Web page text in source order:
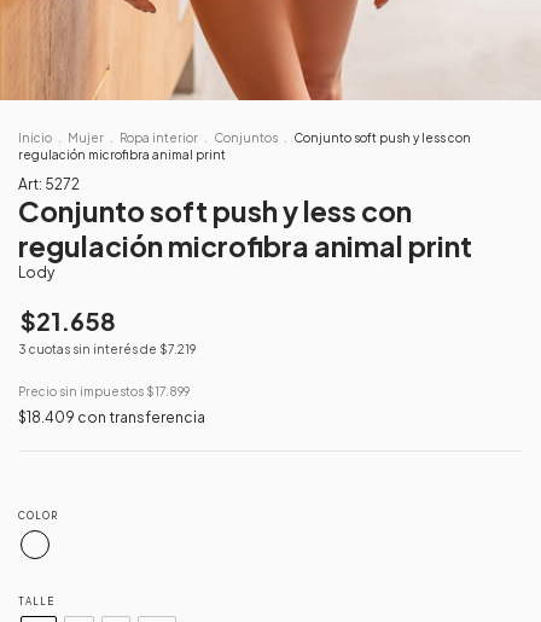
Inicio Mujer Ropa interior Conjuntos
Conjunto soft push y less con
regulación microfibra animal print
Art: 5272
Conjunto soft push y less con
regulación microfibra animal print
Lody
$21.658
3 cuotas sin interés de $7.219
Precio sin impuestos $17.899
$18.409 con transferencia
COLOR
TALLE